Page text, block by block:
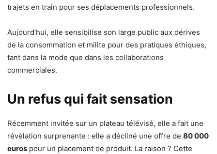
trajets en train pour ses déplacements professionnels.
Aujourd’hui, elle sensibilise son large public aux dérives
de la consommation et milite pour des pratiques éthiques,
tant dans la mode que dans les collaborations
commerciales.
Un refus qui fait sensation
Récemment invitée sur un plateau télévisé, elle a fait une
révélation surprenante : elle a décliné une offre de 80 000
euros pour un placement de produit. La raison ? Cette